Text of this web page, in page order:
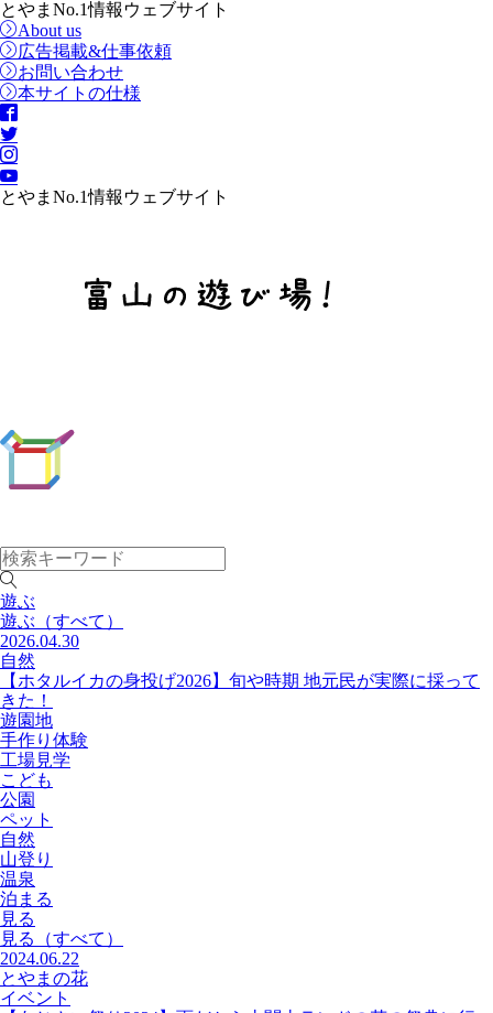
とやまNo.1情報ウェブサイト
About us
広告掲載&仕事依頼
お問い合わせ
本サイトの仕様
とやまNo.1情報ウェブサイト
遊ぶ
遊ぶ （すべて）
2026.04.30
自然
【ホタルイカの身投げ2026】旬や時期 地元民が実際に採って
きた！
遊園地
手作り体験
工場見学
こども
公園
ペット
自然
山登り
温泉
泊まる
見る
見る
（すべて）
2024.06.22
とやまの花
イベント